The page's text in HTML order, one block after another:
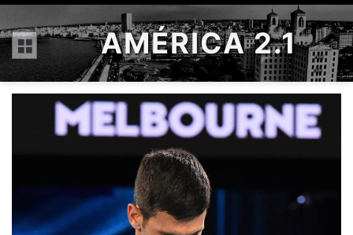
Menú AMÉRICA 2.1